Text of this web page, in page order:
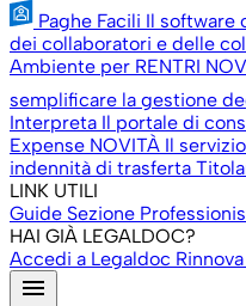
Paghe Facili Il software
dei collaboratori e delle
Ambiente per RENTRI
semplificare la gestione
Interpreta Il portale di
Expense NOVITÀ Il
indennità di trasferta
LINK UTILI
Guide Sezione
HAI GIÀ LEGALDOC?
Accedi a Legaldoc
menu